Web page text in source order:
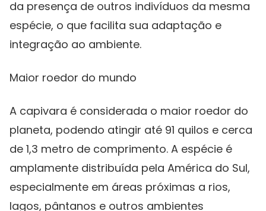
da presença de outros indivíduos da mesma
espécie, o que facilita sua adaptação e
integração ao ambiente.
Maior roedor do mundo
A capivara é considerada o maior roedor do
planeta, podendo atingir até 91 quilos e cerca
de 1,3 metro de comprimento. A espécie é
amplamente distribuída pela América do Sul,
especialmente em áreas próximas a rios,
lagos, pântanos e outros ambientes